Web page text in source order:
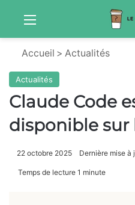
Menu
Accueil > Actualités
Actualités
Claude Code
disponible sur
22 octobre 2025 Dernière mise à
Temps de lecture 1 minute